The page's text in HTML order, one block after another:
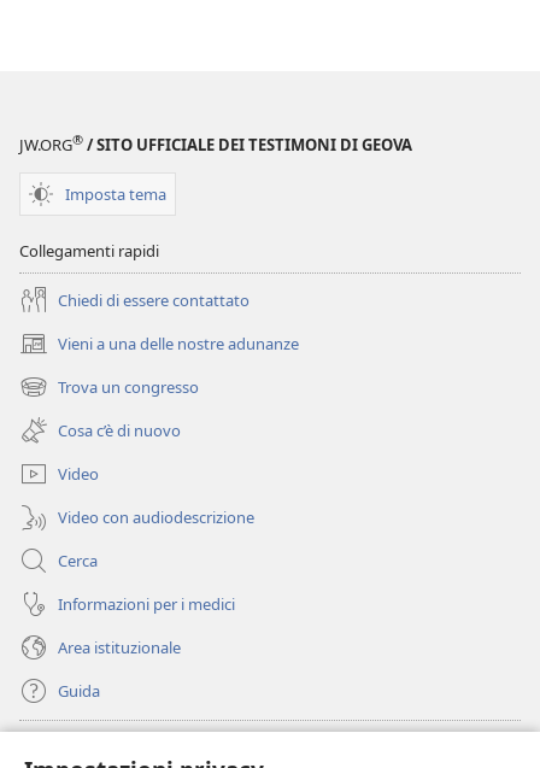
JW.ORG® / SITO UFFICIALE DEI TESTIMONI DI GEOVA
Imposta tema
Collegamenti rapidi
Chiedi di essere contattato
Vieni a una delle nostre adunanze
(apre
una
nuova
finestra)
Trova un congresso
(apre
una
nuova
finestra)
Cosa c’è di nuovo
Video
Video con audiodescrizione
Cerca
Informazioni per i medici
Area istituzionale
Guida
(apre